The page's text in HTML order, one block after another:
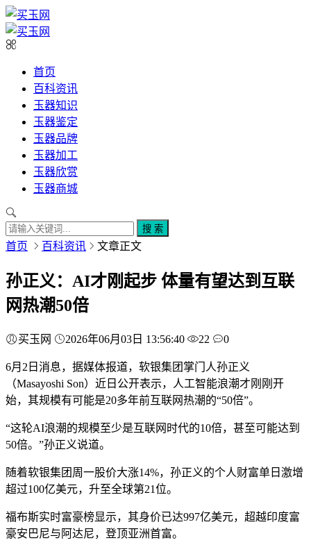
首页
百科资讯
玉器知识
玉器鉴定
玉器品牌
玉器加工
玉器欣赏
玉器商城
搜 索
首页 百科资讯 文章正文
孙正义：AI才刚起步 体量有望达到互联
网热潮50倍
买玉网 2026年06月03日 13:56:40 22 0
6月2日消息，据媒体报道，软银集团掌门人孙正义
（Masayoshi Son）近日公开表示，人工智能浪潮才刚刚开
始，其规模有可能是20多年前互联网热潮的“50倍”。
“这轮AI浪潮的规模至少是互联网时代的10倍，甚至可能达到
50倍。”孙正义说道。
随着软银集团周一股价大涨14%，孙正义的个人财富单日激增
超过100亿美元，升至全球第21位。
福布斯实时富豪榜显示，其身价已达997亿美元，超越印度富
豪安巴尼与阿达尼，登顶亚洲首富。